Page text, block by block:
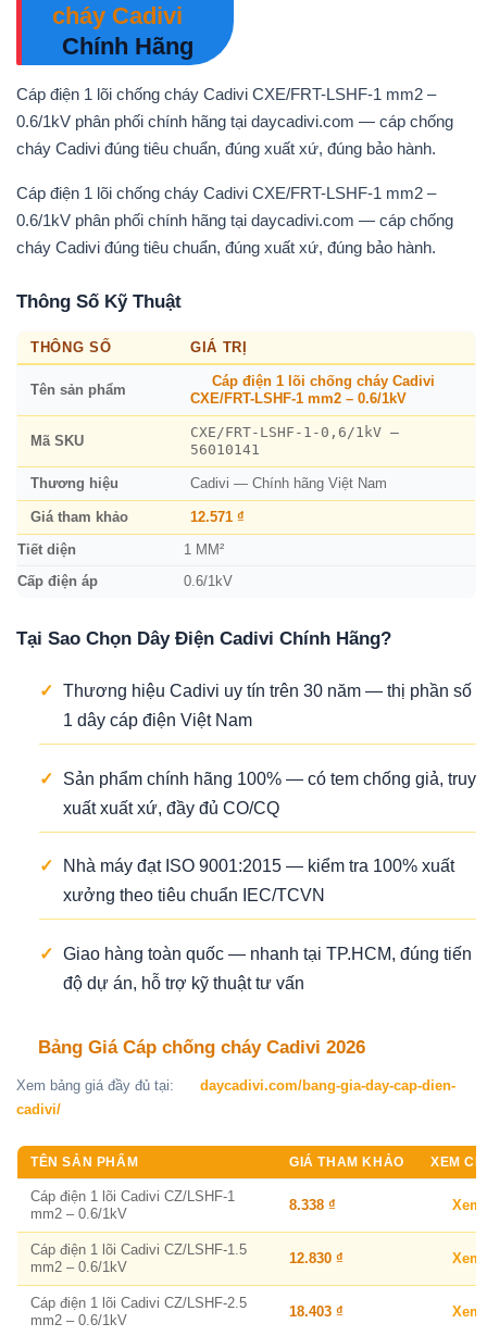
cháy Cadivi
Chính Hãng
Cáp điện 1 lõi chống cháy Cadivi CXE/FRT-LSHF-1 mm2 –
0.6/1kV phân phối chính hãng tại daycadivi.com — cáp chống
cháy Cadivi đúng tiêu chuẩn, đúng xuất xứ, đúng bảo hành.
Cáp điện 1 lõi chống cháy Cadivi CXE/FRT-LSHF-1 mm2 –
0.6/1kV phân phối chính hãng tại daycadivi.com — cáp chống
cháy Cadivi đúng tiêu chuẩn, đúng xuất xứ, đúng bảo hành.
Thông Số Kỹ Thuật
THÔNG SỐ GIÁ TRỊ
Tên sản phẩm
Cáp điện 1 lõi chống cháy Cadivi
CXE/FRT-LSHF-1 mm2 – 0.6/1kV
Mã SKU
CXE/FRT-LSHF-1-0,6/1kV –
56010141
Thương hiệu Cadivi — Chính hãng Việt Nam
Giá tham khảo 12.571 ₫
Tiết diện 1 MM²
Cấp điện áp 0.6/1kV
Tại Sao Chọn Dây Điện Cadivi Chính Hãng?
✓ Thương hiệu Cadivi uy tín trên 30 năm — thị phần số
1 dây cáp điện Việt Nam
✓
Sản phẩm chính hãng 100% — có tem chống giả, truy
xuất xuất xứ, đầy đủ CO/CQ
✓
Nhà máy đạt ISO 9001:2015 — kiểm tra 100% xuất
xưởng theo tiêu chuẩn IEC/TCVN
✓ Giao hàng toàn quốc — nhanh tại TP.HCM, đúng tiến
độ dự án, hỗ trợ kỹ thuật tư vấn
Bảng Giá Cáp chống cháy Cadivi 2026
Xem bảng giá đầy đủ tại:
daycadivi.com/bang-gia-day-cap-dien-
cadivi/
TÊN SẢN PHẨM GIÁ THAM KHẢO XEM
Cáp điện 1 lõi Cadivi CZ/LSHF-1
mm2 – 0.6/1kV
8.338 ₫
Cáp điện 1 lõi Cadivi CZ/LSHF-1.5
mm2 – 0.6/1kV
12.830 ₫
Cáp điện 1 lõi Cadivi CZ/LSHF-2.5
mm2 – 0.6/1kV
18.403 ₫